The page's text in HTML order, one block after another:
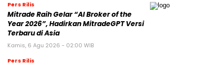
Pers Rilis
Mitrade Raih Gelar “AI Broker of the
Year 2026”, Hadirkan MitradeGPT Versi
Terbaru di Asia
Kamis, 6 Agu 2026 - 02:00 WIB
Pers Rilis